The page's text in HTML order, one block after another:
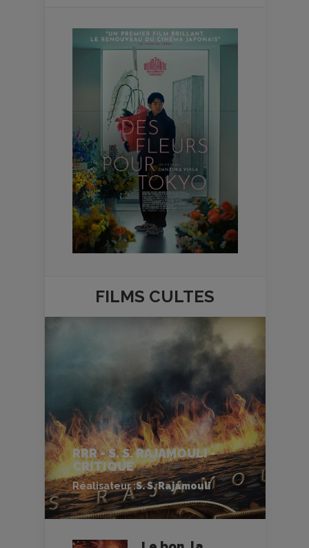
FILMS CULTES
RRR - S. S. RAJAMOULI -
CRITIQUE
Réalisateur :S. S. Rajamouli